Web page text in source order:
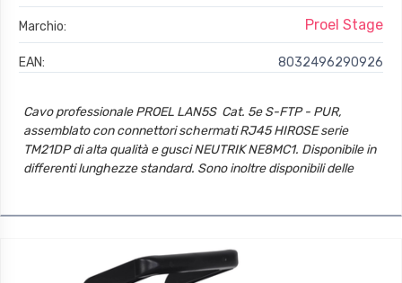
Marchio: Proel Stage
EAN: 8032496290926
Cavo professionale PROEL LAN5S  Cat. 5e S-FTP - PUR,
assemblato con connettori schermati RJ45 HIROSE serie
TM21DP di alta qualità e gusci NEUTRIK NE8MC1. Disponibile in
differenti lunghezze standard. Sono inoltre disponibili delle